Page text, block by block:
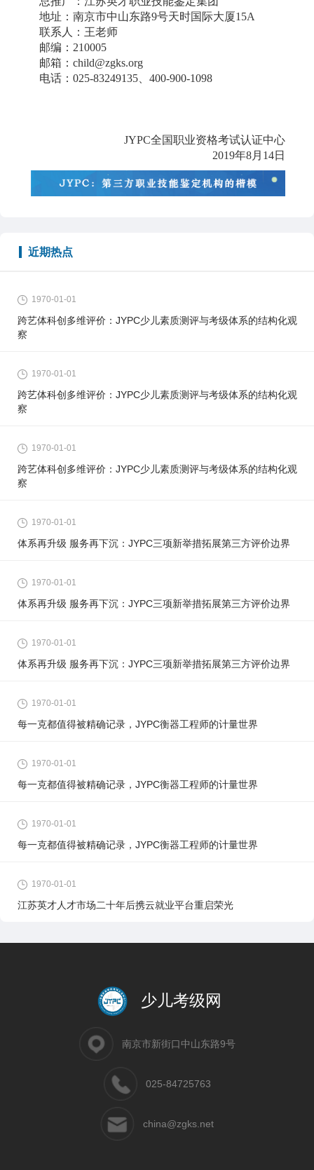
地址：南京市中山东路9号天时国际大厦15A
联系人：王老师
邮编：210005
邮箱：child@zgks.org
电话：025-83249135、400-900-1098
JYPC全国职业资格考试认证中心
2019年8月14日
近期热点
1970-01-01
跨艺体科创多维评价：JYPC少儿素质测评与考级体系的结构化观
察
1970-01-01
跨艺体科创多维评价：JYPC少儿素质测评与考级体系的结构化观
察
1970-01-01
跨艺体科创多维评价：JYPC少儿素质测评与考级体系的结构化观
察
1970-01-01
体系再升级 服务再下沉：JYPC三项新举措拓展第三方评价边界
1970-01-01
体系再升级 服务再下沉：JYPC三项新举措拓展第三方评价边界
1970-01-01
体系再升级 服务再下沉：JYPC三项新举措拓展第三方评价边界
1970-01-01
每一克都值得被精确记录，JYPC衡器工程师的计量世界
1970-01-01
每一克都值得被精确记录，JYPC衡器工程师的计量世界
1970-01-01
每一克都值得被精确记录，JYPC衡器工程师的计量世界
1970-01-01
江苏英才人才市场二十年后携云就业平台重启荣光
少儿考级网
南京市新街口中山东路9号
025-84725763
china@zgks.net